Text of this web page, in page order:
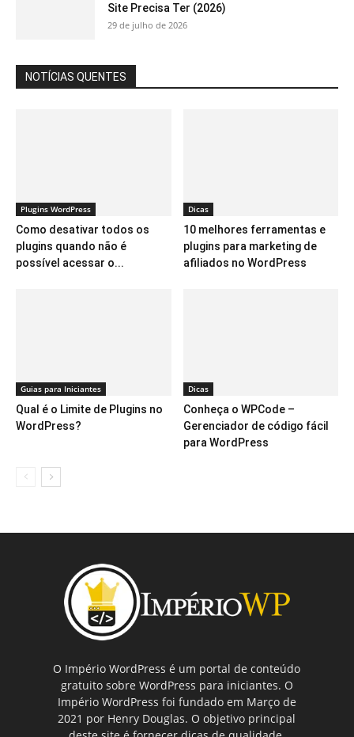
Site Precisa Ter (2026)
29 de julho de 2026
NOTÍCIAS QUENTES
Plugins WordPress
Como desativar todos os
plugins quando não é
possível acessar o...
Dicas
10 melhores ferramentas e
plugins para marketing de
afiliados no WordPress
Guias para Iniciantes
Qual é o Limite de Plugins no
WordPress?
Dicas
Conheça o WPCode –
Gerenciador de código fácil
para WordPress
O Império WordPress é um portal de conteúdo
gratuito sobre WordPress para iniciantes. O
Império WordPress foi fundado em Março de
2021 por Henry Douglas. O objetivo principal